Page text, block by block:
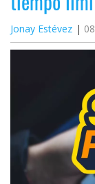
Jonay Estévez